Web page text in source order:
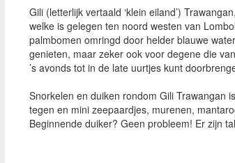
Gili (letterlijk vertaald ‘klein eiland’)
welke is gelegen ten noord westen van
palmbomen omringd door helder blauwe
genieten, maar zeker ook voor degene die
’s avonds tot in de late uurtjes kunt
Snorkelen en duiken rondom Gili Trawangan
tegen en mini zeepaardjes, murenen,
Beginnende duiker? Geen probleem! Er zijn